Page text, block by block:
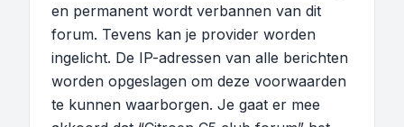
en permanent wordt verbannen van dit
forum. Tevens kan je provider worden
ingelicht. De IP-adressen van alle berichten
worden opgeslagen om deze voorwaarden
te kunnen waarborgen. Je gaat er mee